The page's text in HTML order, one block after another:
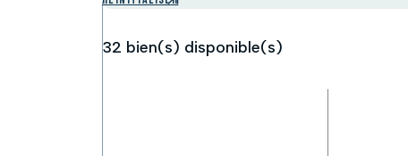
32 bien(s) disponible(s)